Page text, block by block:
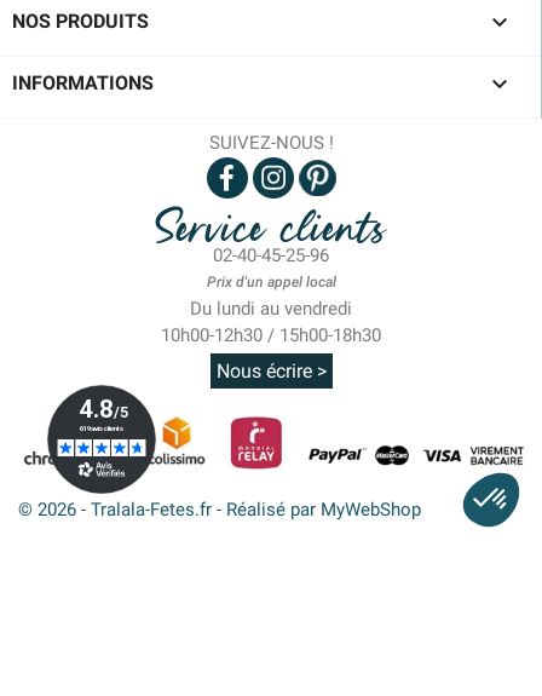
NOS PRODUITS 
INFORMATIONS 
SUIVEZ-NOUS !
Service clients
02-40-45-25-96
Prix d'un appel local
Du lundi au vendredi
10h00-12h30 / 15h00-18h30
Nous écrire >
© 2026 - Tralala-Fetes.fr - Réalisé par MyWebShop